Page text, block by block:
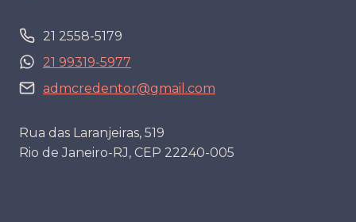
21 2558-5179
21 99319-5977
admcredentor@gmail.com
Rua das Laranjeiras, 519
Rio de Janeiro-RJ, CEP 22240-005